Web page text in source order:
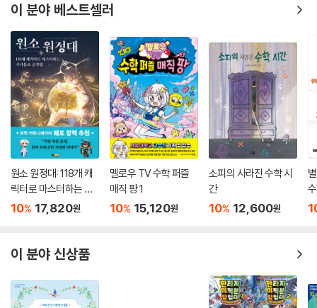
이 분야 베스트셀러
원소 원정대: 118개 캐
릭터로 마스터하는 주
기율표 공략집
10% 17,820원
멜로우 TV 수학 퍼즐
매직 팡 1
10% 15,120원
소피의 사라진 수학 시
간
10% 12,600원
이 분야 신상품